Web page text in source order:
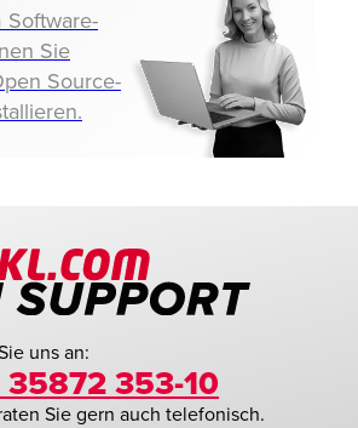
Software-
Sie
Source-
uns an:
35872 353-10
Sie gern auch telefonisch.